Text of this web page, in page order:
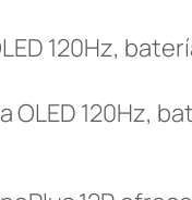
120Hz,
120Hz,